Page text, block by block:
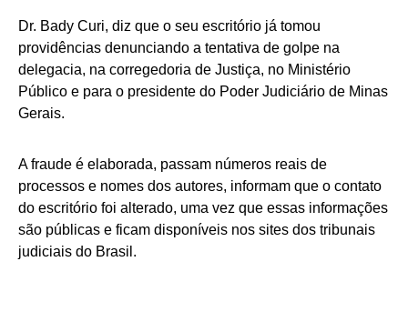
Dr. Bady Curi, diz que o seu escritório já tomou
providências denunciando a tentativa de golpe na
delegacia, na corregedoria de Justiça, no Ministério
Público e para o presidente do Poder Judiciário de Minas
Gerais.
A fraude é elaborada, passam números reais de
processos e nomes dos autores, informam que o contato
do escritório foi alterado, uma vez que essas informações
são públicas e ficam disponíveis nos sites dos tribunais
judiciais do Brasil.